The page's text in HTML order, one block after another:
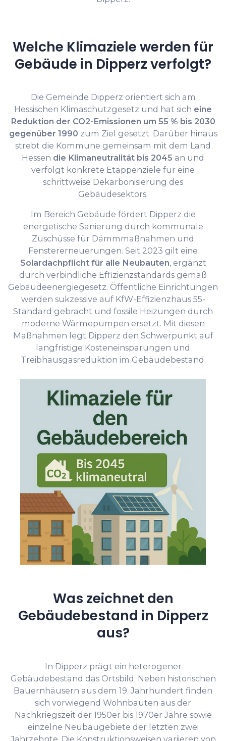
Welche Klimaziele werden für
Gebäude in Dipperz verfolgt?
Die Gemeinde Dipperz orientiert sich am
Hessischen Klimaschutzgesetz und hat sich eine
Reduktion der CO2-Emissionen um 55 % bis 2030
gegenüber 1990 zum Ziel gesetzt. Darüber hinaus
strebt die Kommune gemeinsam mit dem Land
Hessen die Klimaneutralität bis 2045 an und
verfolgt konkrete Etappenziele für eine
schrittweise Dekarbonisierung des
Gebäudesektors.
Im Bereich Gebäude fördert Dipperz die
energetische Sanierung durch kommunale
Zuschüsse für Dämmmaßnahmen und
Fenstererneuerungen. Seit 2023 gilt eine
Solardachpflicht für alle Neubauten, ergänzt
durch verbindliche Effizienzstandards gemäß
Gebäudeenergiegesetz. Öffentliche Einrichtungen
werden sukzessive auf KfW-Effizienzhaus 55-
Standard gebracht und fossile Heizungen durch
moderne Wärmepumpen ersetzt. Mit diesen
Maßnahmen legt Dipperz den Schwerpunkt auf
langfristige Kosteneinsparungen und
Treibhausgasreduktion im Gebäudebestand.
Was zeichnet den
Gebäudebestand in Dipperz
aus?
In Dipperz prägt ein heterogener
Gebäudebestand das Ortsbild. Neben historischen
Bauernhäusern aus dem 19. Jahrhundert finden
sich vorwiegend Wohnbauten aus der
Nachkriegszeit der 1950er bis 1970er Jahre sowie
einzelne Neubaugebiete der letzten zwei
Jahrzehnte. Die Konstruktionsweisen variieren von